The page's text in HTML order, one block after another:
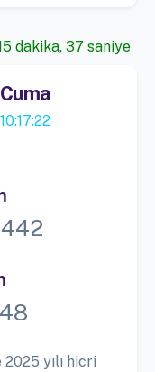
dakika, 36 saniye
10:17:23
yılı hicri